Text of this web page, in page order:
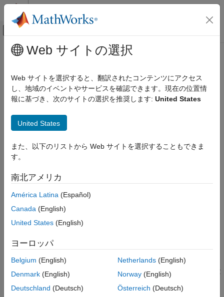
コンテンツへスキップ
オフキャンバス ナビゲーション メ
ドキュメンテーションのホーム
グラフィックス
2 次元および 3 次元プロット
contour
構文
例
出力引数
拡張機能
参考
メインコンテンツ
contour
行列の等高線図
構文
contour(X,Y,Z)
,LineSpec)
contour(___,Name,Value)
contour(ax,___)
[M,c] = contour(
contour(Z)は、行列 の等値線を含む等高線図を作成します。 Z
等高線を自動的に選択します。
Zの列と行のインデックスは、そ
Web サイトの選択
Web サイトを選択すると、翻訳されたコンテンツにアクセス
し、地域のイベントやサービスを確認できます。現在の位置情
報に基づき、次のサイトの選択を推奨します: United States
United States
また、以下のリストから Web サイトを選択することもできま
す。
南北アメリカ
América Latina (Español)
Canada (English)
United States (English)
ヨーロッパ
Belgium (English)
Denmark (English)
Deutschland (Deutsch)
Netherlands(English)
Norway(English)
Österreich (Deutsch)